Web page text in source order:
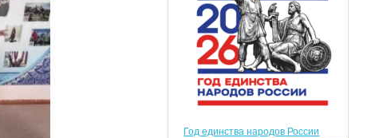
Год единства народов России